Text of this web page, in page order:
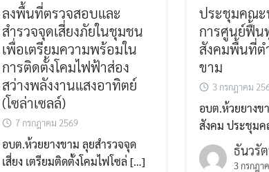
ลงพื้นที่ตรวจสอบและ
สำรวจจุดเสี่ยงภัยในชุมชน
เพื่อเตรียมความพร้อมใน
การติดตั้งโคมไฟฟ้าส่อง
สว่างพลังงานแสงอาทิตย์
(โซล่าเซลล์)
7 กรกฎาคม 2569
อบต.ห้วยยางขาม ลุยสำรวจจุด
เสี่ยง เตรียมติดตั้งโคมไฟโซล่ […]
ประชุมคณะ
การศูนย์ฟื้น
สังคมพื้นที่ต
ขาม
3 กรกฎาคม
อบต.ห้วยยาง
สังคม ประชุม
ธันวรั
3 กรกฎา